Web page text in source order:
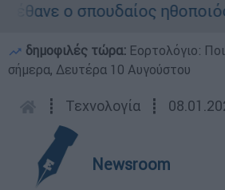
ο σπουδαίος ηθοποιός
δημοφιλές τώρα: Εορτολόγιο:
σήμερα, Δευτέρα 10 Αυγούστου
┋ Τεχνολογία ┋
Newsroom